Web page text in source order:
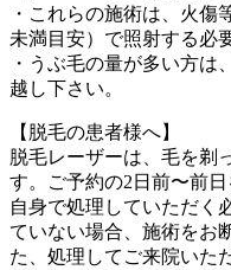
・これらの施術は、火傷
未満目安）で照射する必
・うぶ毛の量が多い方は
越し下さい。
【脱毛の患者様へ】
脱毛レーザーは、毛を剃
す。ご予約の2日前〜前
自身で処理していただく
ていない場合、施術をお
た、処理してご来院いた